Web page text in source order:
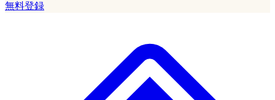
無料登録